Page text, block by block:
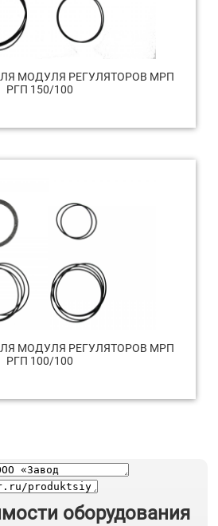
МОДУЛЯ РЕГУЛЯТОРОВ МРП
РГП 150/100
МОДУЛЯ РЕГУЛЯТОРОВ МРП
РГП 100/100
оборудования